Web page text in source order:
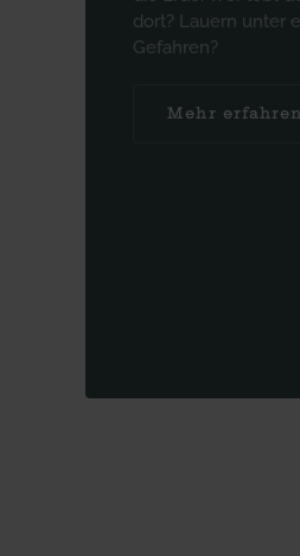
dort? Lauern unter
Gefahren?
Mehr erfahren